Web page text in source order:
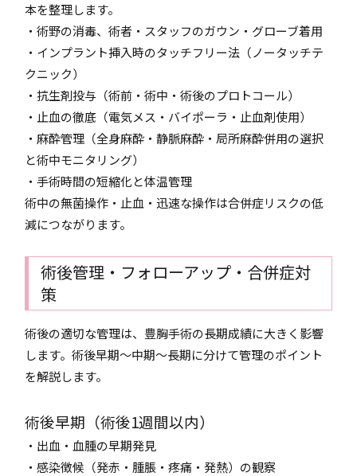
本を整理します。
・術野の消毒、術者・スタッフのガウン・グローブ着用
・インプラント挿入時のタッチフリー法（ノータッチテ
クニック）
・抗生剤投与（術前・術中・術後のプロトコール）
・止血の徹底（電気メス・バイポーラ・止血剤使用）
・麻酔管理（全身麻酔・静脈麻酔・局所麻酔併用の選択
と術中モニタリング）
・手術時間の短縮化と体温管理
術中の無菌操作・止血・迅速な操作は合併症リスクの低
減につながります。
術後管理・フォローアップ・合併症対
策
術後の適切な管理は、豊胸手術の長期成績に大きく影響
します。術後早期～中期～長期に分けて管理のポイント
を解説します。
術後早期（術後1週間以内）
・出血・血腫の早期発見
・感染徴候（発赤・腫脹・疼痛・発熱）の観察